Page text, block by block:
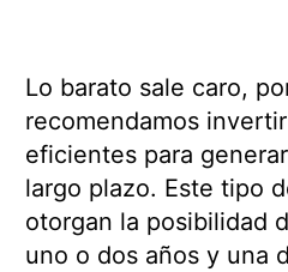
Lo barato sale caro,
recomendamos
eficientes para
largo plazo. Este tipo
otorgan la posibilidad
uno o dos años y una